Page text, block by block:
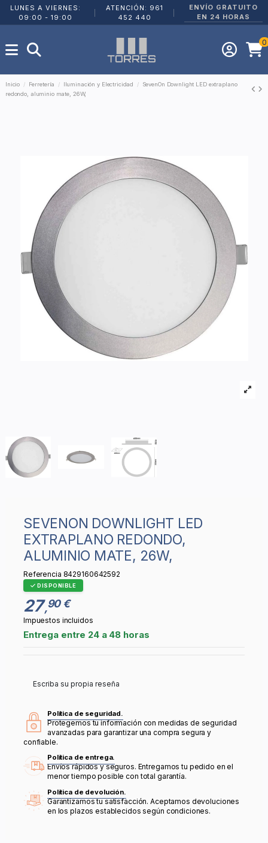
LUNES A VIERNES:
09:00 - 19:00
ATENCIÓN: 961
452 440
ENVÍO GRATUITO
EN 24 HORAS
0
Inicio Ferretería Iluminación y Electricidad
SevenOn Downlight LED extraplano
redondo, aluminio mate, 26W,
SEVENON DOWNLIGHT LED
EXTRAPLANO REDONDO,
ALUMINIO MATE, 26W,
Referencia 8429160642592
DISPONIBLE
27 ,90 €
Impuestos incluidos
Entrega entre 24 a 48 horas
Escriba su propia reseña
Política de seguridad.
Protegemos tu información con medidas de seguridad
avanzadas para garantizar una compra segura y
confiable.
Política de entrega.
Envíos rápidos y seguros. Entregamos tu pedido en el
menor tiempo posible con total garantía.
Política de devolución.
Garantizamos tu satisfacción. Aceptamos devoluciones
en los plazos establecidos según condiciones.